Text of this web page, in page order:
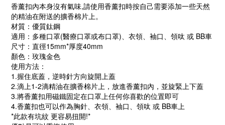
香薰扣內本身沒有氣味,請使用香薰扣時按自己需要添加一些天然
的精油在附送的擴香棉片上。
材質：優質鈦鋼
適用：多種口罩(醫療口罩或布口罩)、衣領、袖口、領呔 或 BB車
尺寸：直徑15mm*厚度40mm
顏色：玫瑰金色
使用方法：
1.握住底蓋，逆時針方向旋開上蓋
2.滴上1-2滴精油在擴香棉片上，放進香薰扣內，並旋緊上下蓋
3.將香薰扣用磁鐵固定在口罩上任何你喜歡的位置即可
4.香薰扣也可以作為胸針、衣領、袖口、領呔 或 BB車上
*此款有坑紋 更容易扭開!*